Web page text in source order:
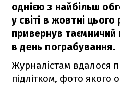
однією з найбільш
у світі в жовтні
привернув таємничий
в день пограбування.
Журналістам вдалося
підлітком, фото якого